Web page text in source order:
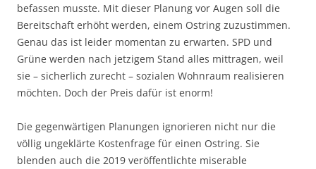
befassen musste. Mit dieser Planung vor Augen soll die
Bereitschaft erhöht werden, einem Ostring zuzustimmen.
Genau das ist leider momentan zu erwarten. SPD und
Grüne werden nach jetzigem Stand alles mittragen, weil
sie – sicherlich zurecht – sozialen Wohnraum realisieren
möchten. Doch der Preis dafür ist enorm!
Die gegenwärtigen Planungen ignorieren nicht nur die
völlig ungeklärte Kostenfrage für einen Ostring. Sie
blenden auch die 2019 veröffentlichte miserable